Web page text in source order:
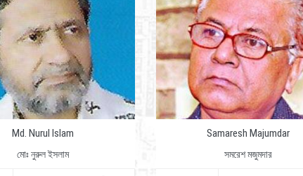
Md. Nurul Islam
মোঃ নুরুল ইসলাম
Samaresh Majumdar
সমরেশ মজুমদার